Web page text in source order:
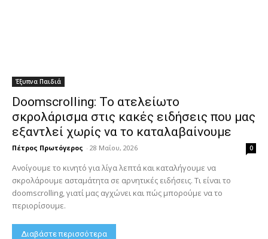
Έξυπνα Παιδιά
Doomscrolling: Το ατελείωτο
σκρολάρισμα στις κακές ειδήσεις που μας
εξαντλεί χωρίς να το καταλαβαίνουμε
Πέτρος Πρωτόγερος - 28 Μαΐου, 2026 0
Ανοίγουμε το κινητό για λίγα λεπτά και καταλήγουμε να
σκρολάρουμε ασταμάτητα σε αρνητικές ειδήσεις. Τι είναι το
doomscrolling, γιατί μας αγχώνει και πώς μπορούμε να το
περιορίσουμε.
Διαβάστε περισσότερα